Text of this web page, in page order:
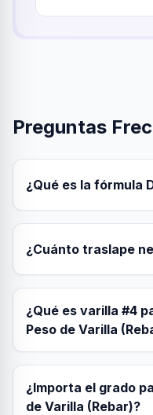
Preguntas
¿Qué es la fórmula
¿Cuánto traslape
¿Qué es varilla #4
Peso de Varilla
¿Importa el grado
de Varilla (Rebar)?